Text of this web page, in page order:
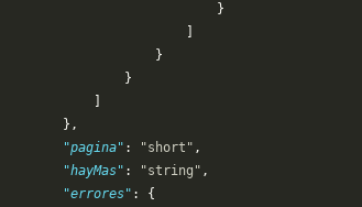
                            }
                    }
                }
        },
        "pagina"
: "short" ,
        "hayMas"
: "string" ,
        "errores"
: {